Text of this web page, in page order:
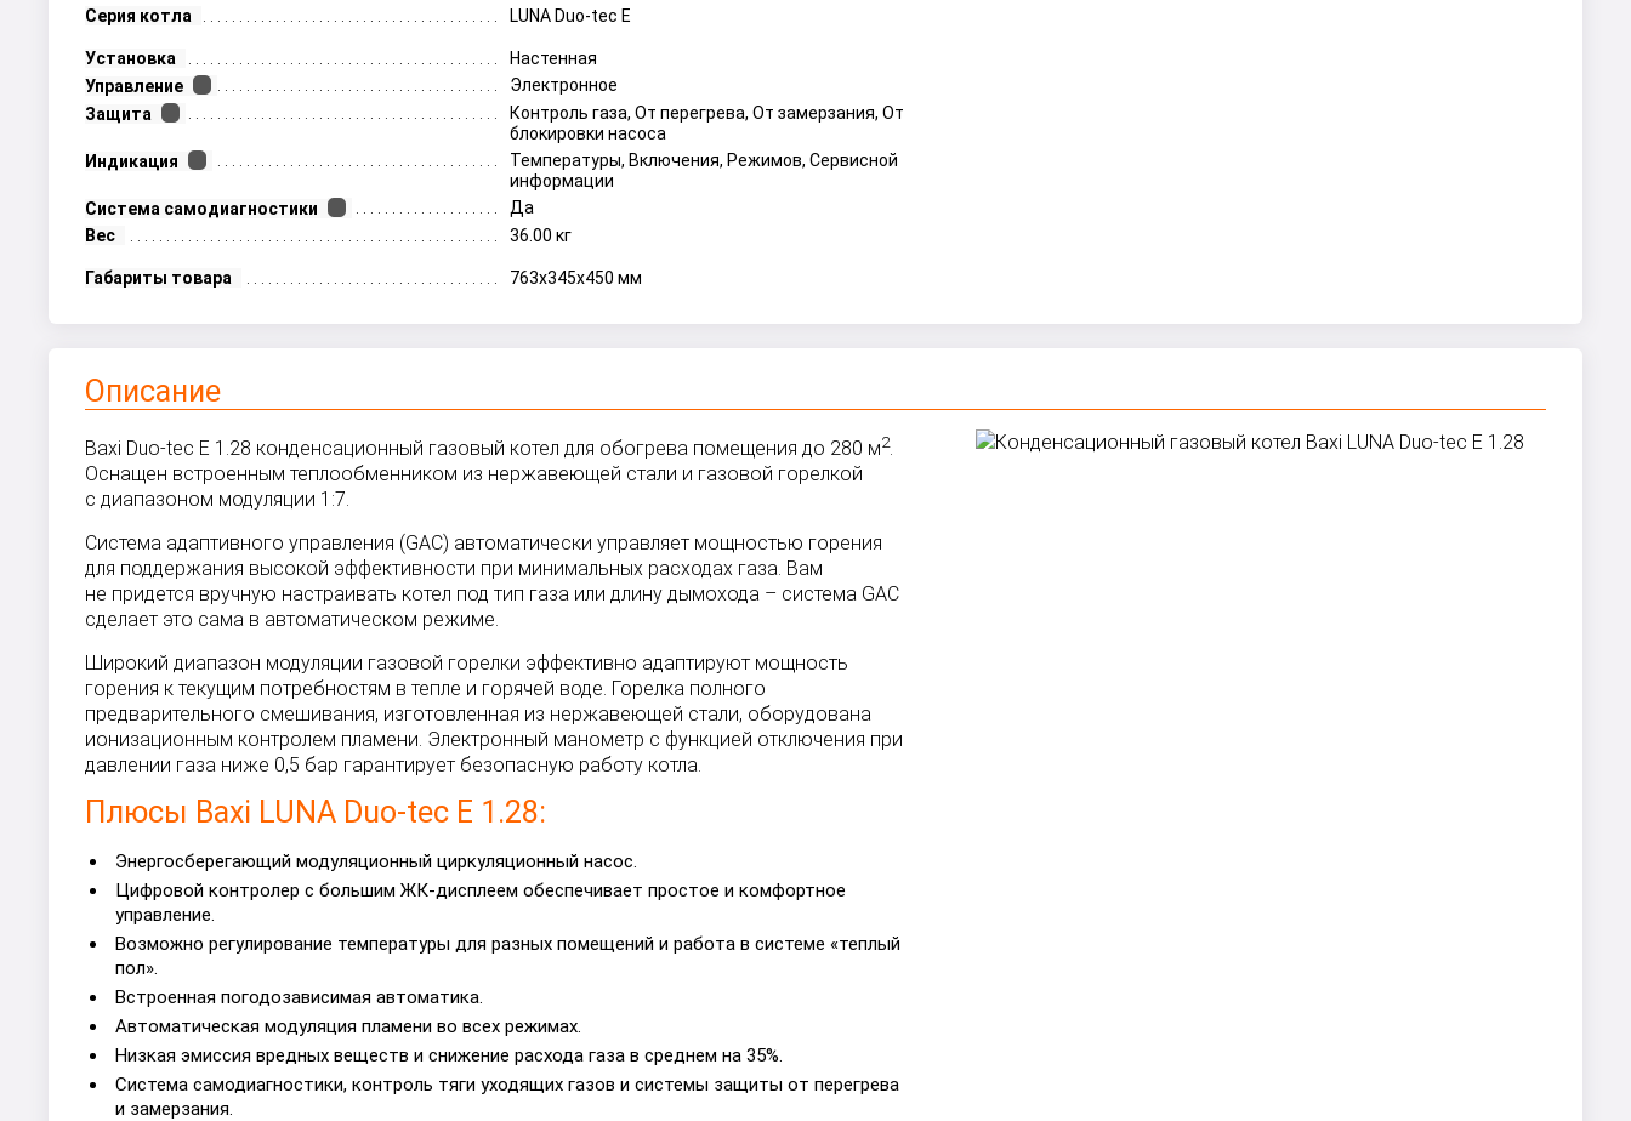
Серия котла
LUNA Duo-tec E
Установка
Настенная
Управление
Электронное
Защита
Контроль газа, От перегрева, От замерзания, От
блокировки насоса
Индикация
Температуры, Включения, Режимов, Сервисной
информации
Система самодиагностики
Да
Вес
36.00 кг
Габариты товара 763x345x450 мм
Описание
Baxi Duo-tec E 1.28 конденсационный газовый котел для обогрева помещения до 280 м2.
Оснащен встроенным теплообменником из нержавеющей стали и газовой горелкой
с диапазоном модуляции 1:7.
Система адаптивного управления (GAC) автоматически управляет мощностью горения
для поддержания высокой эффективности при минимальных расходах газа. Вам
не придется вручную настраивать котел под тип газа или длину дымохода – система GAC
сделает это сама в автоматическом режиме.
Широкий диапазон модуляции газовой горелки эффективно адаптируют мощность
горения к текущим потребностям в тепле и горячей воде. Горелка полного
предварительного смешивания, изготовленная из нержавеющей стали, оборудована
ионизационным контролем пламени. Электронный манометр с функцией отключения при
давлении газа ниже 0,5 бар гарантирует безопасную работу котла.
Плюсы Baxi LUNA Duo-tec E 1.28:
Энергосберегающий модуляционный циркуляционный насос.
Цифровой контролер с большим ЖК-дисплеем обеспечивает простое и комфортное
управление.
Возможно регулирование температуры для разных помещений и работа в системе «теплый
пол».
Встроенная погодозависимая автоматика.
Автоматическая модуляция пламени во всех режимах.
Низкая эмиссия вредных веществ и снижение расхода газа в среднем на 35%.
Система самодиагностики, контроль тяги уходящих газов и системы защиты от перегрева
и замерзания.